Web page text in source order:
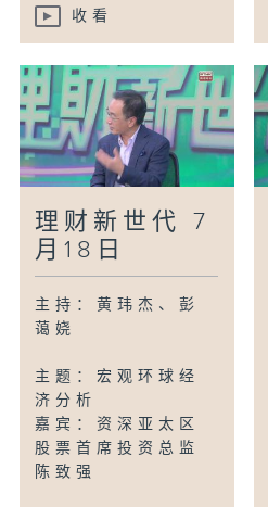
收看
理财新世代 7
月18日
主持：黄玮杰、彭
蔼娆
主题：宏观环球经
济分析
嘉宾：资深亚太区
股票首席投资总监
陈致强